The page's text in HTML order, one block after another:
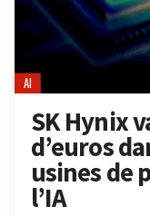
AI
SK Hynix
d’euros
usines de
l’IA